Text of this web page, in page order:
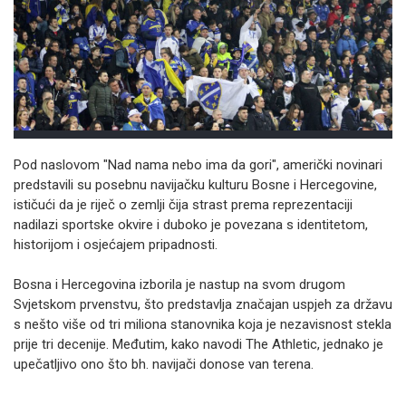
Pod naslovom "Nad nama nebo ima da gori", američki novinari
predstavili su posebnu navijačku kulturu Bosne i Hercegovine,
ističući da je riječ o zemlji čija strast prema reprezentaciji
nadilazi sportske okvire i duboko je povezana s identitetom,
historijom i osjećajem pripadnosti.
Bosna i Hercegovina izborila je nastup na svom drugom
Svjetskom prvenstvu, što predstavlja značajan uspjeh za državu
s nešto više od tri miliona stanovnika koja je nezavisnost stekla
prije tri decenije. Međutim, kako navodi The Athletic, jednako je
upečatljivo ono što bh. navijači donose van terena.